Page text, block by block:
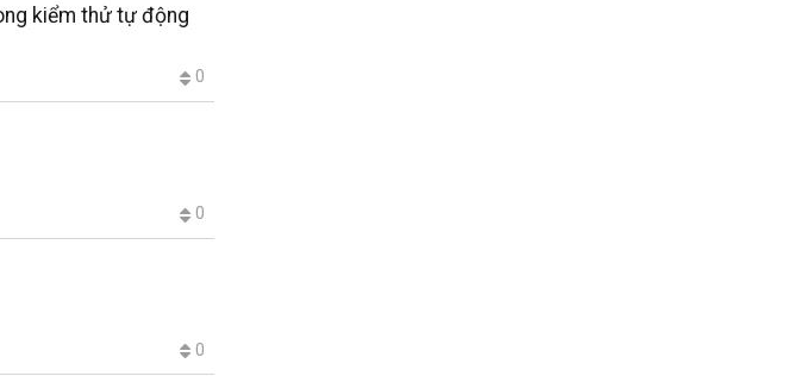
kiểm thử tự động
0
0
0